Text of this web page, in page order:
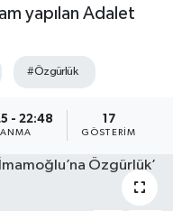
yapılan Adalet
#Özgürlük
- 22:48 17
GÖSTERIM